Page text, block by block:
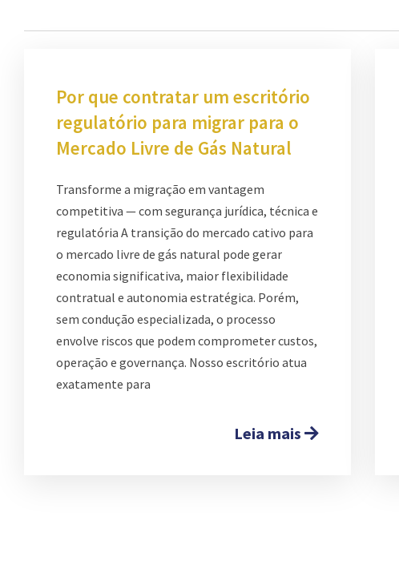
Por que contratar um escritório
regulatório para migrar para o
Mercado Livre de Gás Natural
Transforme a migração em vantagem
competitiva — com segurança jurídica, técnica e
regulatória A transição do mercado cativo para
o mercado livre de gás natural pode gerar
economia significativa, maior flexibilidade
contratual e autonomia estratégica. Porém,
sem condução especializada, o processo
envolve riscos que podem comprometer custos,
operação e governança. Nosso escritório atua
exatamente para
Leia mais